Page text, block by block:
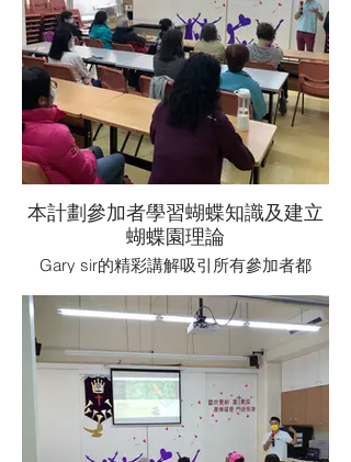
本計劃參加者學習蝴蝶知識及建立
蝴蝶園理論
Gary sir的精彩講解吸引所有參加者都